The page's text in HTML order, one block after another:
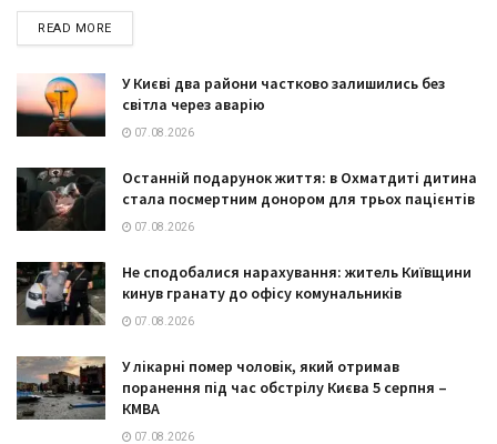
READ MOREDETAILS
У Києві два райони частково залишились без
світла через аварію
07.08.2026
Останній подарунок життя: в Охматдиті дитина
стала посмертним донором для трьох пацієнтів
07.08.2026
Не сподобалися нарахування: житель Київщини
кинув гранату до офісу комунальників
07.08.2026
У лікарні помер чоловік, який отримав
поранення під час обстрілу Києва 5 серпня –
КМВА
07.08.2026